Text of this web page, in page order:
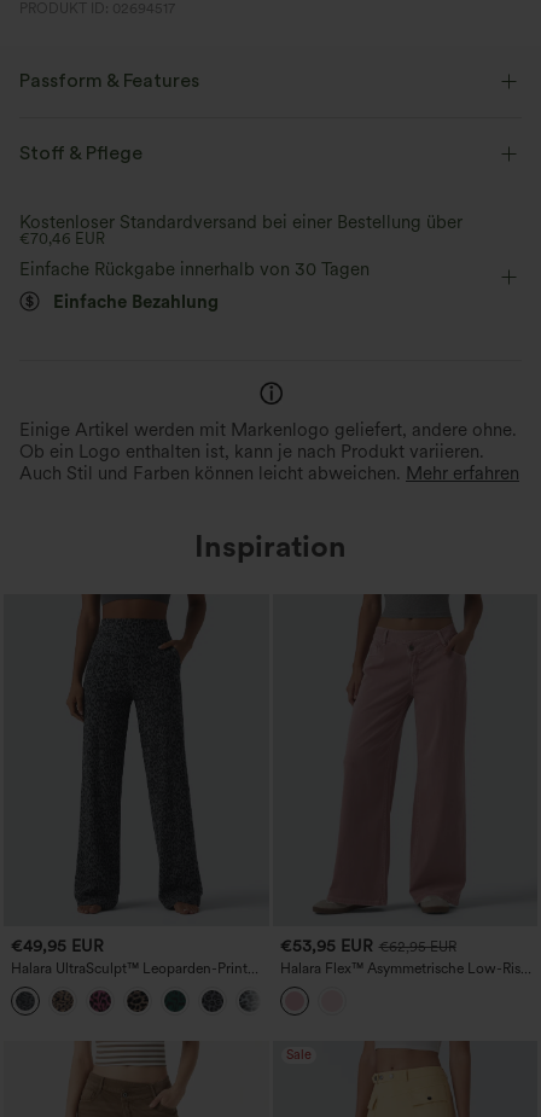
PRODUKT ID: 02694517
Passform & Features
mit hohem Bund
Stoff & Pflege
Kostenloser Standardversand bei einer Bestellung über
€70,46 EUR
Einfache Rückgabe innerhalb von 30 Tagen
Einfache Bezahlung
Einige Artikel werden mit Markenlogo geliefert, andere ohne.
Ob ein Logo enthalten ist, kann je nach Produkt variieren.
Auch Stil und Farben können leicht abweichen. Mehr erfahren
Inspiration
€49,95 EUR
Halara UltraSculpt™ Leoparden-Print
Yogahose, hoher Bund, bauchformend,
gerade geschnitten, mit Taschen
€53,95 EUR €62,95 EUR
Halara Flex™ Asymmetrische Low-Rise-
Jeans mit weitem Bein, farbenfroh,
lässig, mit Taschen
Sale